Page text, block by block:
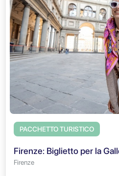
PACCHETTO TURISTICO
Firenze